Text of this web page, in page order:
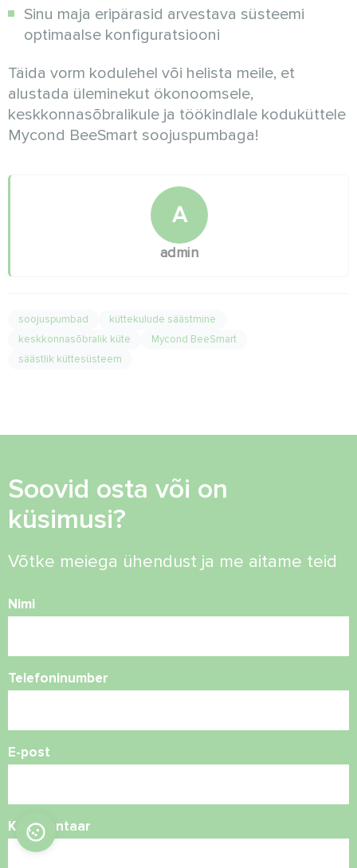
Sinu maja eripärasid arvestava süsteemi
optimaalse konfiguratsiooni
Täida vorm kodulehel või helista meile, et
alustada üleminekut ökonoomsele,
keskkonnasõbralikule ja töökindlale koduküttele
Mycond BeeSmart soojuspumbaga!
A
admin
soojuspumbad
küttekulude säästmine
keskkonnasõbralik küte
Mycond BeeSmart
säästlik küttesüsteem
Soovid osta või on
küsimusi?
Võtke meiega ühendust ja me aitame teid
Nimi
Telefoninumber
E-post
Kommentaar